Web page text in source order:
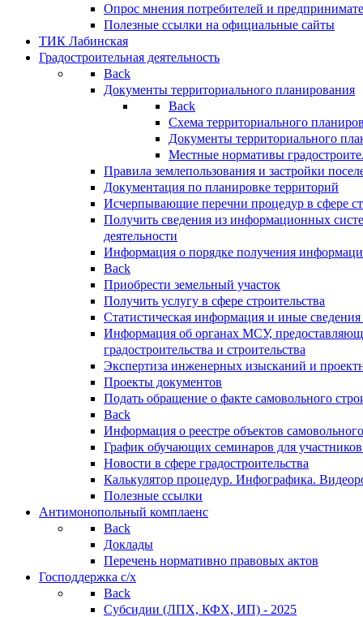
Опрос мнения потребителей и
Полезные ссылки на официальные сайты
ТИК Лабинская
Градостроительная деятельность
Back
Документы территориального планирования
Back
Схема территориального
Документы территориального
Местные нормативы
Правила землепользования и застройки
Документация по планировке территорий
Исчерпывающие перечни процедур в сфере
Получить сведения из информационных
деятельности
Информация о порядке получения
Back
Приобрести земельный участок
Получить услугу в сфере строительства
Статистическая информация и иные сведения
Информация об органах МСУ,
градостроительства и строительства
Экспертиза инженерных изысканий и
Проекты документов
Подать обращение о факте самовольного
Back
Информация о реестре объектов
График обучающих семинаров для участников
Новости в сфере градостроительства
Калькулятор процедур. Инфографика.
Полезные ссылки
Антимонопольный комплаенс
Back
Доклады
Перечень нормативно правовых актов
Господдержка с/х
Back
Субсидии (ЛПХ, КФХ, ИП) - 2025